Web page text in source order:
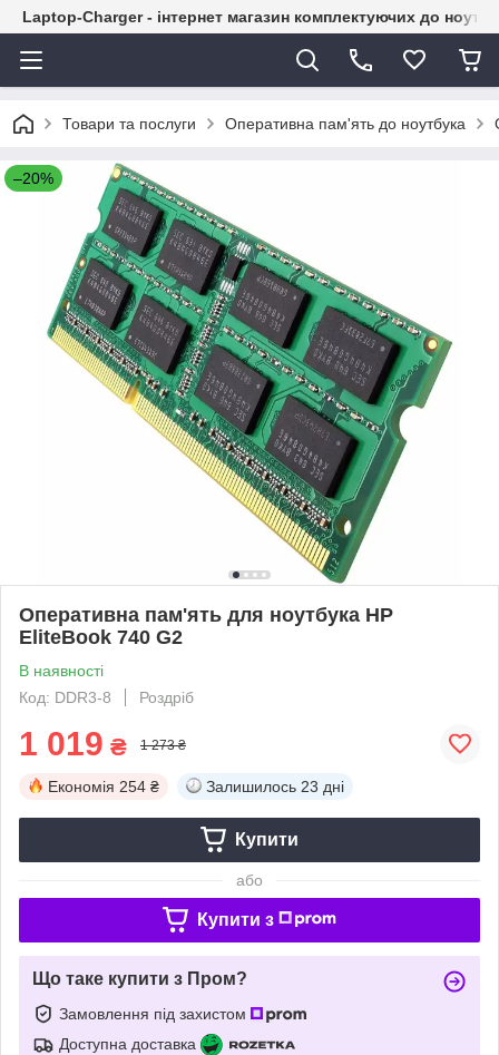
Laptop-Charger - інтернет магазин комплектуючих до
Товари та послуги Оперативна пам'ять до ноутбука
–20%
Оперативна пам'ять для ноутбука HP
EliteBook 740 G2
В наявності
Код: DDR3-8
Роздріб
1 019 ₴ 1 273 ₴
Економія 254 ₴ Залишилось 23 дні
Купити
або
Купити з
Що таке купити з Пром?
Замовлення під захистом
Доступна доставка